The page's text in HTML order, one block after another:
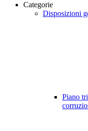
Categorie
Disposizioni
Piano